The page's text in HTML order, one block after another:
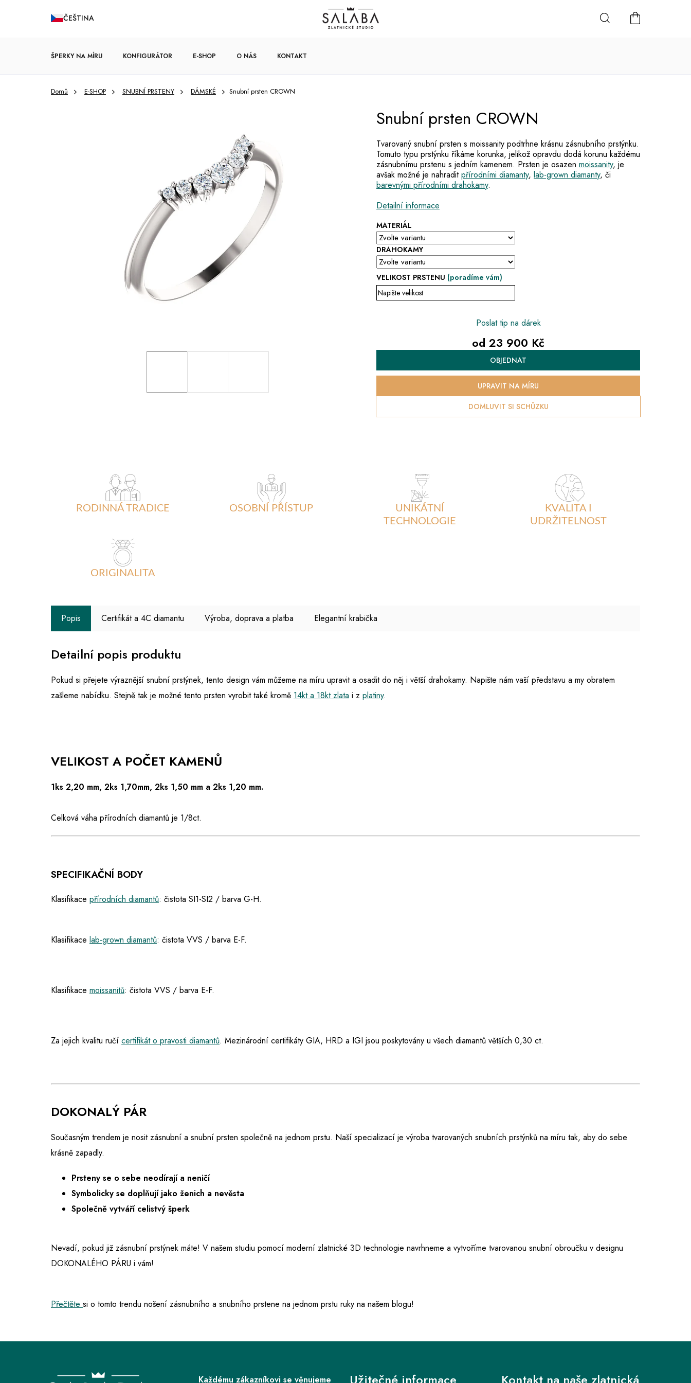
ČEŠTINA
NÁKUPNÍ
ŠPERKY NA MÍRU KONFIGURÁTOR E-SHOP
ZÁSNUBNÍ PRSTENY
O NÁS KONTAKT
Domů E-SHOP SNUBNÍ PRSTENY DÁMSKÉ Snubní prsten CROWN
MATERIÁL
DRAHOKAMY
VELIKOST PRSTENU (poradíme vám)
Tvarovaný snubní prsten s moissanity podtrhne krásnu zásnubního prstýnku.
Tomuto typu prstýnku říkáme korunka, jelikož opravdu dodá korunu každému
zásnubnímu prstenu s jedním kamenem. Prsten je osazen moissanity, je
avšak možné je nahraditpřírodními diamanty, lab-grown diamanty, či
barevnými přírodními drahokamy.
Detailní informace
Snubní prsten CROWN
Poslat tip na dárek
od 23 900 Kč
Měrná
cena:
OBJEDNAT
DOMLUVIT SI SCHŮZKU
UPRAVIT NA MÍRU
RODINNÁ TRADICE OSOBNÍ PŘÍSTUP
UNIKÁTNÍ
TECHNOLOGIE
KVALITA I
UDRŽITELNOST
ORIGINALITA
Popis Certifikát a 4C diamantu Výroba, doprava a platba Elegantní krabička
Detailní popis produktu
Pokud si přejete výraznější snubní prstýnek, tento design vám můžeme na míru upravit a osadit do něj i větší drahokamy. Napište nám vaší představu a my obratem
zašleme nabídku. Stejně tak je možné tento prsten vyrobit také kromě 14kt a 18kt zlata i z platiny.
VELIKOST A POČET KAMENŮ
1ks 2,20 mm, 2ks 1,70mm, 2ks 1,50 mm a 2ks 1,20 mm.
Celková váha přírodních diamantů je 1/8ct.
SPECIFIKAČNÍ BODY
Klasifikace přírodních diamantů: čistota SI1-SI2 / barva G-H.
Klasifikace lab-grown diamantů: čistota VVS / barva E-F.
Klasifikace moissanitů: čistota VVS / barva E-F.
Za jejich kvalitu ručí certifikát o pravosti diamantů. Mezinárodní certifikáty GIA, HRD a IGI jsou poskytovány u všech diamantů větších 0,30 ct.
DOKONALÝ PÁR
Současným trendem je nosit zásnubní a snubní prsten společně na jednom prstu. Naší specializací je výroba tvarovaných snubních prstýnků na míru tak, aby do sebe
krásně zapadly.
Prsteny se o sebe neodírají a neničí
Symbolicky se doplňují jako ženich a nevěsta
Společně vytváří celistvý šperk
Nevadí, pokud již zásnubní prstýnek máte! V našem studiu pomocí moderní zlatnické 3D technologie navrhneme a vytvoříme tvarovanou snubní obroučku v designu
DOKONALÉHO PÁRU i vám!
Přečtěte si o tomto trendu nošení zásnubního a snubního prstene na jednom prstu ruky na našem blogu!
Každému zákazníkovi se věnujeme